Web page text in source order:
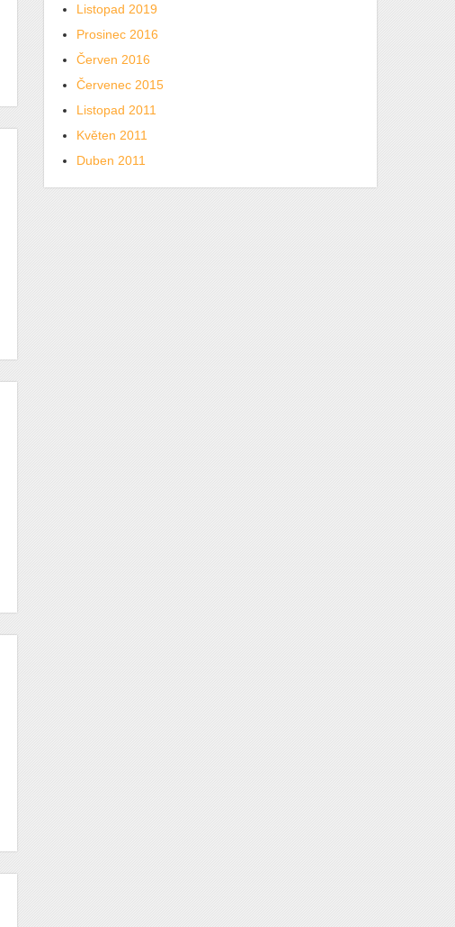
Listopad 2019
Prosinec 2016
Červen 2016
Červenec 2015
Listopad 2011
Květen 2011
Duben 2011